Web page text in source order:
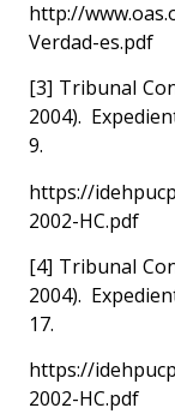
http://
Verdad-es.pdf
[3] Tribunal
2004).
9.
https://
2002-HC.pdf
[4] Tribunal
2004).
17.
https://
2002-HC.pdf